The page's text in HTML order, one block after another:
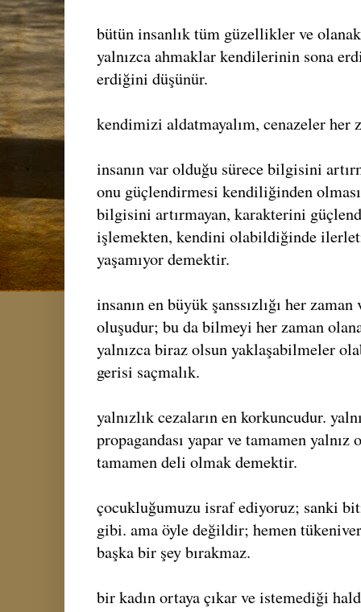
bütün insanlık tüm güzellikler ve
yalnızca ahmaklar kendilerinin sona
erdiğini düşünür.
kendimizi aldatmayalım, cenazeler her
insanın var olduğu sürece bilgisini
onu güçlendirmesi kendiliğinden
bilgisini artırmayan, karakterini
işlemekten, kendini olabildiğinde
yaşamıyor demektir.
insanın en büyük şanssızlığı her zaman
oluşudur; bu da bilmeyi her zaman
yalnızca biraz olsun yaklaşabilmeler
gerisi saçmalık.
yalnızlık cezaların en korkuncudur.
propagandası yapar ve tamamen
tamamen deli olmak demektir.
çocukluğumuzu israf ediyoruz; sanki
gibi. ama öyle değildir; hemen
başka bir şey bırakmaz.
bir kadın ortaya çıkar ve istemediği